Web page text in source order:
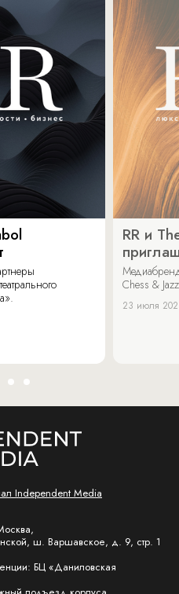
RR и
Chess &
23 июля
Independent Media
ш. Варшавское, д. 9, стр. 1
БЦ «Даниловская